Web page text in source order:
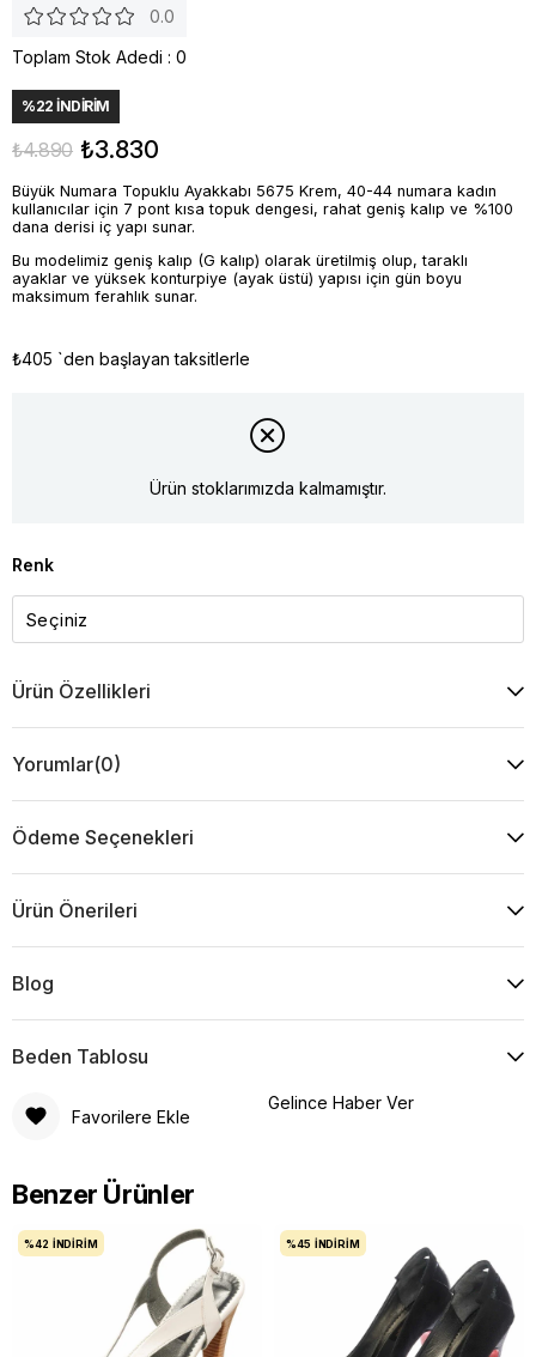
0.0
Toplam Stok Adedi : 0
%22 İNDIRIM
₺4.890 ₺3.830
Büyük Numara Topuklu Ayakkabı 5675 Krem, 40-44 numara kadın
kullanıcılar için 7 pont kısa topuk dengesi, rahat geniş kalıp ve %100
dana derisi iç yapı sunar.
Bu modelimiz geniş kalıp (G kalıp) olarak üretilmiş olup, taraklı
ayaklar ve yüksek konturpiye (ayak üstü) yapısı için gün boyu
maksimum ferahlık sunar.
₺405 `den başlayan taksitlerle
Ürün stoklarımızda kalmamıştır.
Renk
Ürün Özellikleri
Yorumlar(0)
Ödeme Seçenekleri
Ürün Önerileri
Blog
Beden Tablosu
Favorilere Ekle
Gelince Haber Ver
Benzer Ürünler
%42 İNDIRIM %45 İNDIRIM